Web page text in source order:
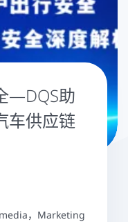
—DQS助
车供应链
，Marketing